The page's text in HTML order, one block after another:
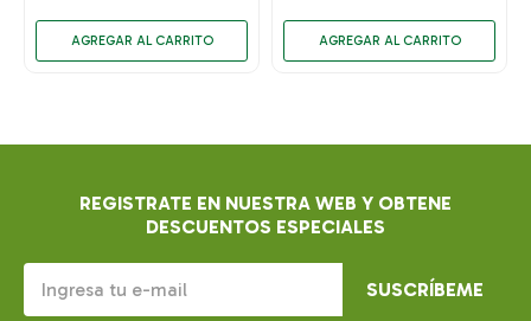
REGISTRATE EN NUESTRA WEB Y OBTENE
DESCUENTOS ESPECIALES
SUSCRÍBEME